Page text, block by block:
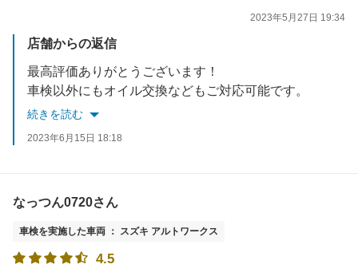
2023年5月27日 19:34
店舗からの返信
最高評価ありがとうございます！
車検以外にもオイル交換などもご対応可能です。
ご不明点などありましたらいつでもお尋ねください！
続きを読む
2023年6月15日 18:18
なっつん0720さん
車検を実施した車両 ： スズキ アルトワークス
4.5